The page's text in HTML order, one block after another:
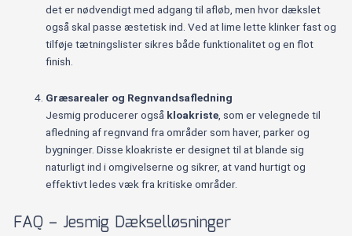
det er nødvendigt med adgang til afløb, men hvor dækslet
også skal passe æstetisk ind. Ved at lime lette klinker fast og
tilføje tætningslister sikres både funktionalitet og en flot
finish.
Græsarealer og Regnvandsafledning
Jesmig producerer også kloakriste , som er velegnede til
afledning af regnvand fra områder som haver, parker og
bygninger. Disse kloakriste er designet til at blande sig
naturligt ind i omgivelserne og sikrer, at vand hurtigt og
effektivt ledes væk fra kritiske områder.
FAQ – Jesmig Dækselløsninger